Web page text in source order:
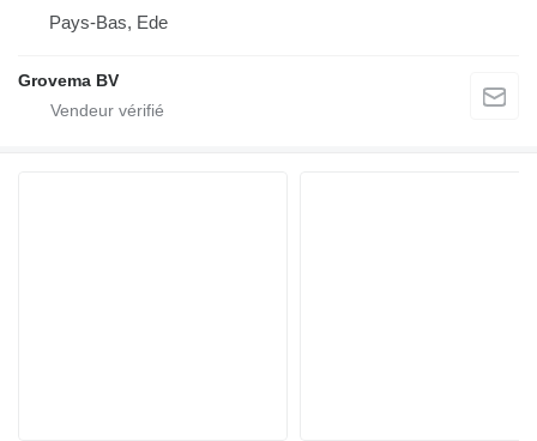
Pays-Bas, Ede
Grovema BV